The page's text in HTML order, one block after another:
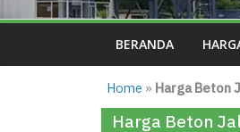
BERANDA
Home » Harga Beton
Harga Beton